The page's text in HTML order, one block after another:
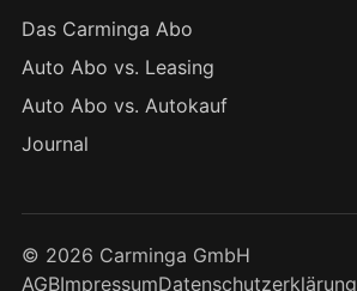
Das Carminga Abo
Auto Abo vs. Leasing
Auto Abo vs. Autokauf
Journal
© 2026 Carminga GmbH
AGBImpressumDatenschutzerklärung